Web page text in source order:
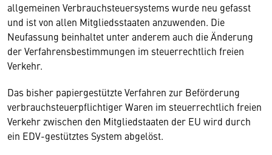
allgemeinen Verbrauchsteuersystems wurde neu gefasst
und ist von allen Mitgliedsstaaten anzuwenden. Die
Neufassung beinhaltet unter anderem auch die Änderung
der Verfahrensbestimmungen im steuerrechtlich freien
Verkehr.
Das bisher papiergestützte Verfahren zur Beförderung
verbrauchsteuerpflichtiger Waren im steuerrechtlich freien
Verkehr zwischen den Mitgliedstaaten der EU wird durch
ein EDV-gestütztes System abgelöst.